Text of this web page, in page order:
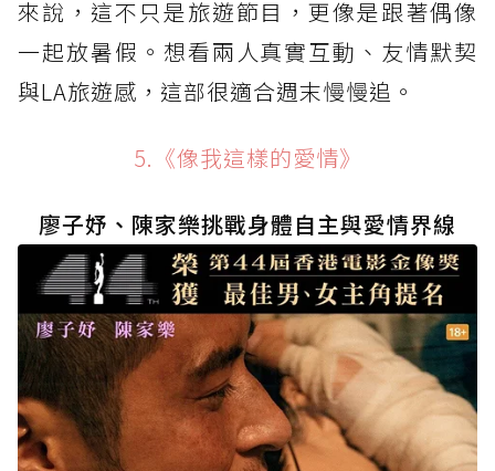
來說，這不只是旅遊節目，更像是跟著偶像
一起放暑假。想看兩人真實互動、友情默契
與LA旅遊感，這部很適合週末慢慢追。
5.《像我這樣的愛情》
廖子妤、陳家樂挑戰身體自主與愛情界線